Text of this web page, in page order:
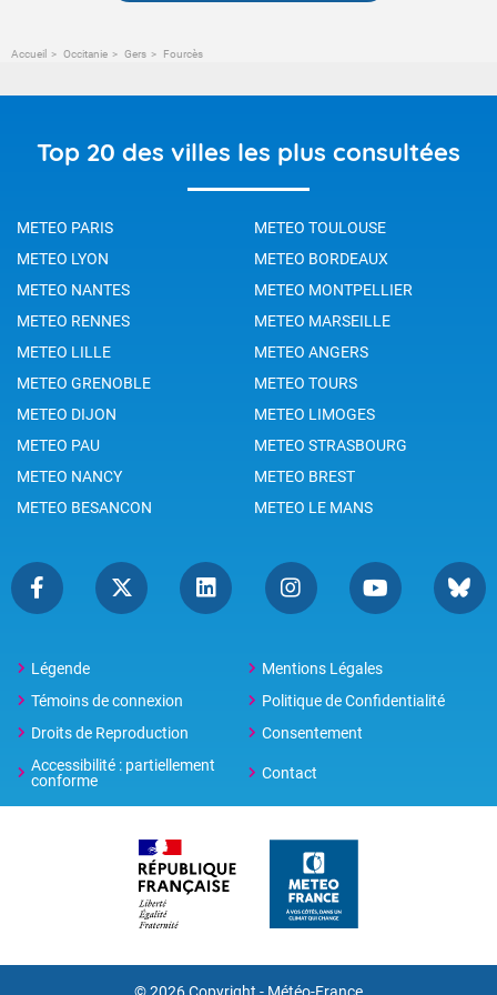
Accueil Occitanie Gers Fourcès
Top 20 des villes les plus consultées
METEO PARIS
METEO TOULOUSE
METEO LYON
METEO BORDEAUX
METEO NANTES
METEO MONTPELLIER
METEO RENNES
METEO MARSEILLE
METEO LILLE
METEO ANGERS
METEO GRENOBLE
METEO TOURS
METEO DIJON
METEO LIMOGES
METEO PAU
METEO STRASBOURG
METEO NANCY
METEO BREST
METEO BESANCON
METEO LE MANS
Légende
Mentions Légales
Témoins de connexion
Politique de Confidentialité
Droits de Reproduction
Consentement
Accessibilité : partiellement
conforme
Contact